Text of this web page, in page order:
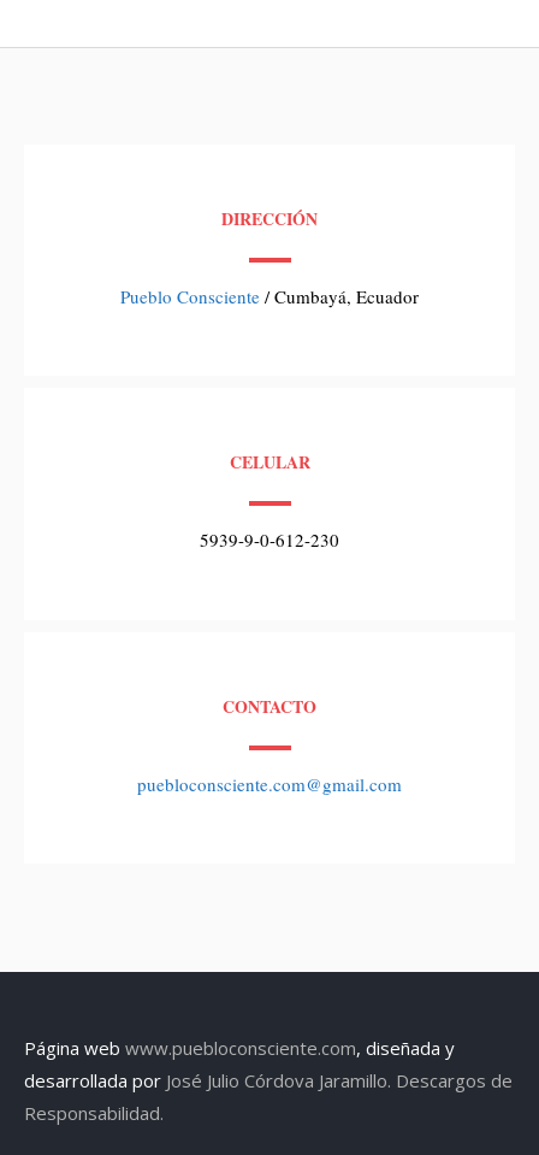
DIRECCIÓN
Pueblo Consciente / Cumbayá, Ecuador
CELULAR
5939-9-0-612-230
CONTACTO
puebloconsciente.com@gmail.com
Página web www.puebloconsciente.com, diseñada y
desarrollada por José Julio Córdova Jaramillo. Descargos de
Responsabilidad.